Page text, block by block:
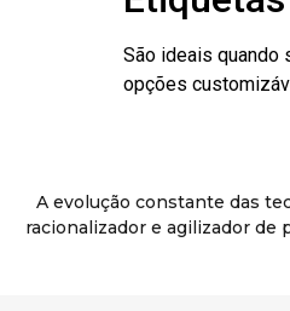
São ideais quando
opções
A evolução constante das
racionalizador e agilizador de